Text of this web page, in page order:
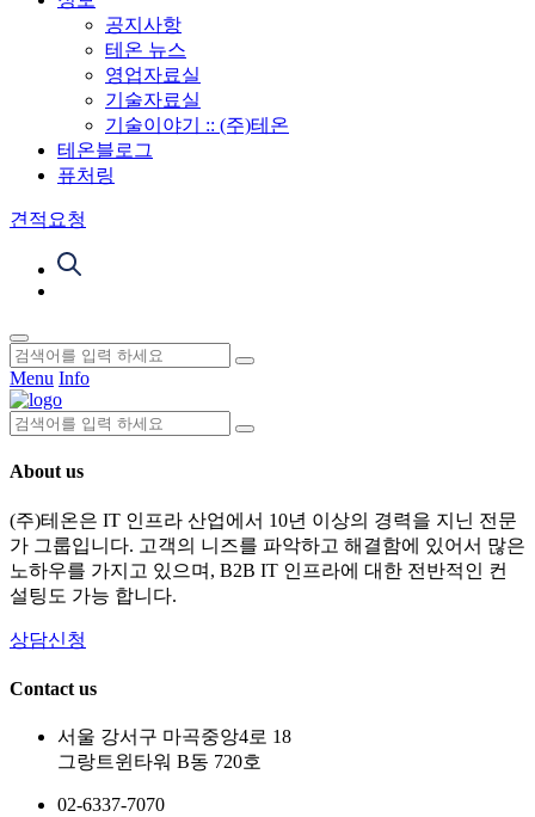
공지사항
테온 뉴스
영업자료실
기술자료실
기술이야기 :: (주)테온
테온블로그
퓨처링
견적요청
Menu Info
About us
(주)테온은 IT 인프라 산업에서 10년 이상의 경력을 지닌 전문
가 그룹입니다. 고객의 니즈를 파악하고 해결함에 있어서 많은
노하우를 가지고 있으며, B2B IT 인프라에 대한 전반적인 컨
설팅도 가능 합니다.
상담신청
Contact us
서울 강서구 마곡중앙4로 18
그랑트윈타워 B동 720호
02-6337-7070